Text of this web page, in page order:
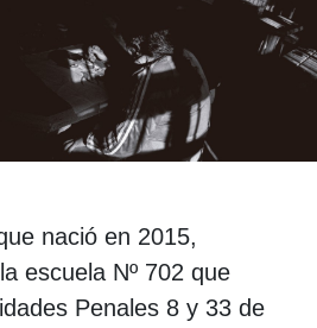
nació en 2015,
escuela Nº 702 que
Penales 8 y 33 de